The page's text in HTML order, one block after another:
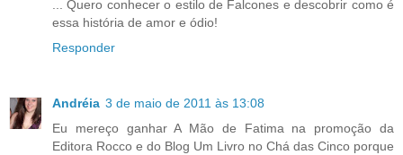
... Quero conhecer o estilo de Falcones e descobrir como é
essa história de amor e ódio!
Responder
Andréia 3 de maio de 2011 às 13:08
Eu mereço ganhar A Mão de Fatima na promoção da
Editora Rocco e do Blog Um Livro no Chá das Cinco porque